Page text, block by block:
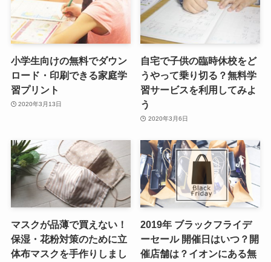
小学生向けの無料でダウン
ロード・印刷できる家庭学
習プリント
2020年3月13日
自宅で子供の臨時休校をど
うやって乗り切る？無料学
習サービスを利用してみよ
う
2020年3月6日
マスクが品薄で買えない！
保湿・花粉対策のために立
体布マスクを手作りしまし
2019年 ブラックフライデ
ーセール 開催日はいつ？開
催店舗は？イオンにある無